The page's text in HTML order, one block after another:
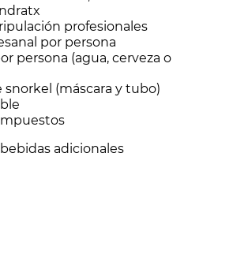
profesionales
por persona
persona (agua, cerveza o
snorkel (máscara y tubo)
adicionales